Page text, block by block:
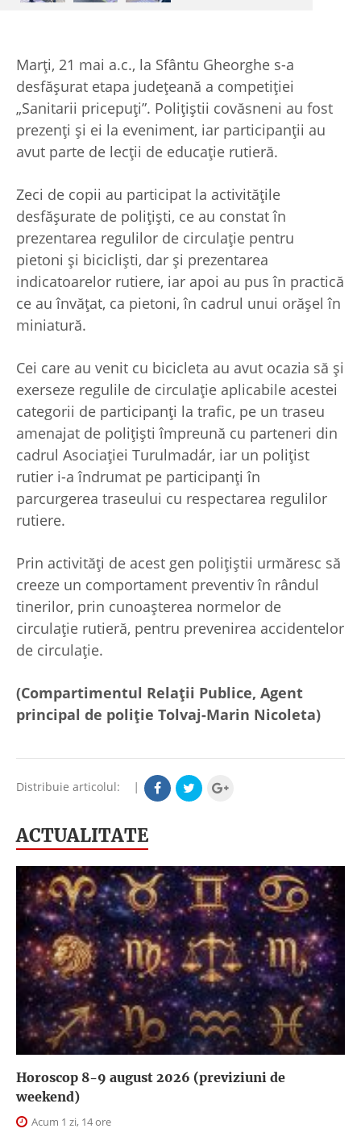
Marți, 21 mai a.c., la Sfântu Gheorghe s-a
desfășurat etapa județeană a competiției
„Sanitarii pricepuți”. Polițiștii covăsneni au fost
prezenți și ei la eveniment, iar participanții au
avut parte de lecții de educație rutieră.
Zeci de copii au participat la activitățile
desfășurate de polițiști, ce au constat în
prezentarea regulilor de circulație pentru
pietoni și bicicliști, dar și prezentarea
indicatoarelor rutiere, iar apoi au pus în practică
ce au învățat, ca pietoni, în cadrul unui orășel în
miniatură.
Cei care au venit cu bicicleta au avut ocazia să și
exerseze regulile de circulație aplicabile acestei
categorii de participanți la trafic, pe un traseu
amenajat de polițiști împreună cu parteneri din
cadrul Asociației Turulmadár, iar un polițist
rutier i-a îndrumat pe participanți în
parcurgerea traseului cu respectarea regulilor
rutiere.
Prin activități de acest gen polițiștii urmăresc să
creeze un comportament preventiv în rândul
tinerilor, prin cunoașterea normelor de
circulație rutieră, pentru prevenirea accidentelor
de circulație.
(Compartimentul Relații Publice, Agent
principal de poliție Tolvaj-Marin Nicoleta)
Distribuie articolul: |
ACTUALITATE
Horoscop 8-9 august 2026 (previziuni de
weekend)
Acum 1 zi, 14 ore